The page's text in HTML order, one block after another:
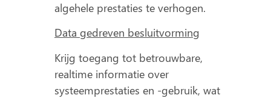
algehele prestaties te verhogen.
Data gedreven besluitvorming
Krijg toegang tot betrouwbare,
realtime informatie over
systeemprestaties en -gebruik, wat